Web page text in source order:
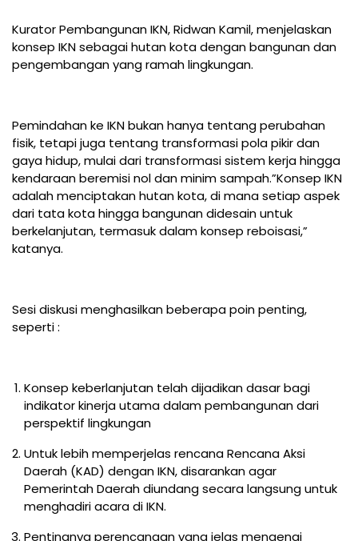
Kurator Pembangunan IKN, Ridwan Kamil, menjelaskan
konsep IKN sebagai hutan kota dengan bangunan dan
pengembangan yang ramah lingkungan.
Pemindahan ke IKN bukan hanya tentang perubahan
fisik, tetapi juga tentang transformasi pola pikir dan
gaya hidup, mulai dari transformasi sistem kerja hingga
kendaraan beremisi nol dan minim sampah.”Konsep IKN
adalah menciptakan hutan kota, di mana setiap aspek
dari tata kota hingga bangunan didesain untuk
berkelanjutan, termasuk dalam konsep reboisasi,”
katanya.
Sesi diskusi menghasilkan beberapa poin penting,
seperti :
Konsep keberlanjutan telah dijadikan dasar bagi
indikator kinerja utama dalam pembangunan dari
perspektif lingkungan
Untuk lebih memperjelas rencana Rencana Aksi
Daerah (KAD) dengan IKN, disarankan agar
Pemerintah Daerah diundang secara langsung untuk
menghadiri acara di IKN.
Pentingnya perencanaan yang jelas mengenai